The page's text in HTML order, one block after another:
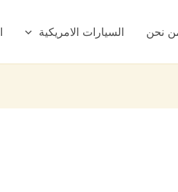
نحن السيارات الامريكية